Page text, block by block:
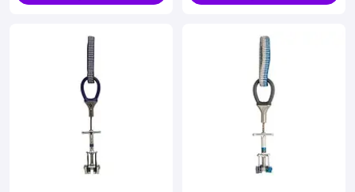
фіксації та спуску;
організації з’єднань;
кожен товар із комплекту можна переглянути
окремо за посиланнями вище.
перед використанням перевірте сумісність
елементів, стан спорядження та відповідність
комплекту вашим завданням. Роботи на висоті
потребують підготовки, досвіду та дотримання правил